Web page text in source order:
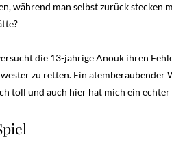
während man selbst zurück stecken
die 13-jährige Anouk ihren
zu retten. Ein
toll und auch hier hat mich ein